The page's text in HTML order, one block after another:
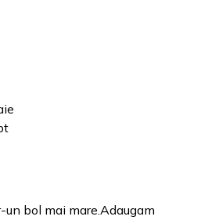
bol mai mare.Adaugam